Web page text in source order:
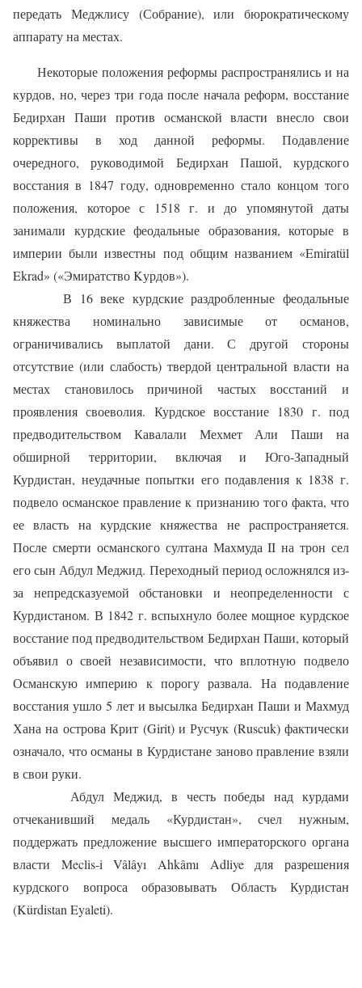
передать Меджлису (Собрание), или бюрократическому
аппарату на местах.
Некоторые положения реформы распространялись и на
курдов, но, через три года после начала реформ, восстание
Бедирхан Паши против османской власти внесло свои
коррективы в ход данной реформы. Подавление
очередного, руководимой Бедирхан Пашой, курдского
восстания в 1847 году, одновременно стало концом того
положения, которое с 1518 г. и до упомянутой даты
занимали курдские феодальные образования, которые в
империи были известны под общим названием «Emiratül
Ekrad» («Эмиратство Kурдов»).
В 16 веке курдские раздробленные феодальные
княжества номинально зависимые от османов,
ограничивались выплатой дани. С другой стороны
отсутствие (или слабость) твердой центральной власти на
местах становилось причиной частых восстаний и
проявления своеволия. Курдское восстание 1830 г. под
предводительством Кавалали Мехмет Али Паши на
обширной территории, включая и Юго-Западный
Курдистан, неудачные попытки его подавления к 1838 г.
подвело османское правление к признанию того факта, что
ее власть на курдские княжества не распространяется.
После смерти османского султана Махмуда II на трон сел
его сын Абдул Меджид. Переходный период осложнялся из-
за непредсказуемой обстановки и неопределенности с
Курдистаном. В 1842 г. вспыхнуло более мощное курдское
восстание под предводительством Бедирхан Паши, который
объявил о своей независимости, что вплотную подвело
Османскую империю к порогу развала. На подавление
восстания ушло 5 лет и высылка Бедирхан Паши и Махмуд
Хана на острова Крит (Girit) и Русчук (Ruscuk) фактически
означало, что османы в Курдистане заново правление взяли
в свои руки.
Абдул Меджид, в честь победы над курдами
отчеканивший медаль «Курдистан», счел нужным,
поддержать предложение высшего императорского органа
власти Meclis-i Vâlâyı Ahkâmı Adliye для разрешения
курдского вопроса образовывать Область Курдистан
(Kürdistan Eyaleti).